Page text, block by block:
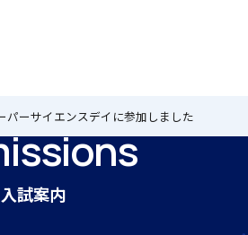
パーサイエンスデイに参加しました
入試案内